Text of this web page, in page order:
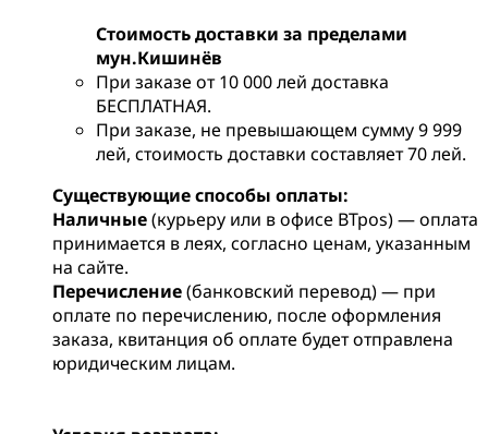
Стоимость доставки за пределами
мун.Кишинёв
При заказе от 10 000 лей доставка
БЕСПЛАТНАЯ.
При заказе, не превышающем сумму 9 999
лей, стоимость доставки составляет 70 лей.
Существующие способы оплаты:
Наличные(курьеру или в офисе BTpos) — оплата
принимается в леях, согласно ценам, указанным
на сайте.
Перечисление(банковский перевод) — при
оплате по перечислению, после оформления
заказа, квитанция об оплате будет отправлена
юридическим лицам.